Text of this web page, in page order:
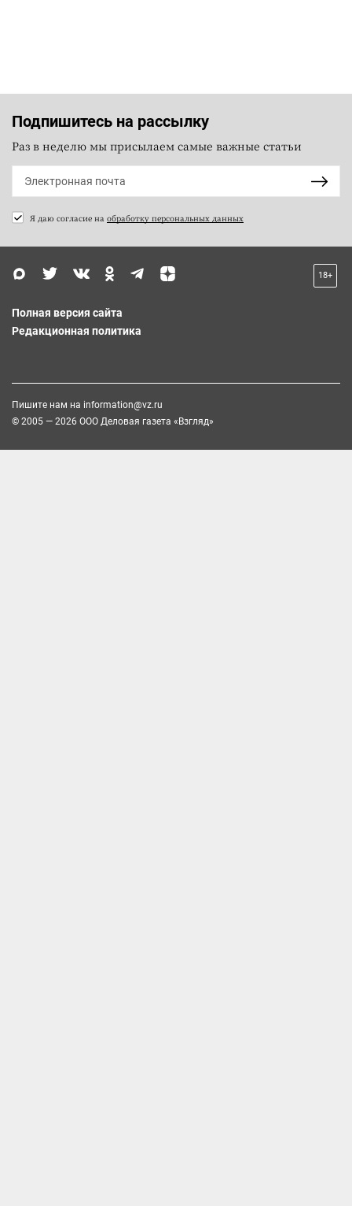
Подпишитесь на рассылку
Раз в неделю мы присылаем самые важные статьи
Я даю согласие на обработку персональных данных
18+
Полная версия сайта
Редакционная политика
Пишите нам на information@vz.ru
© 2005 — 2026 ООО Деловая газета «Взгляд»